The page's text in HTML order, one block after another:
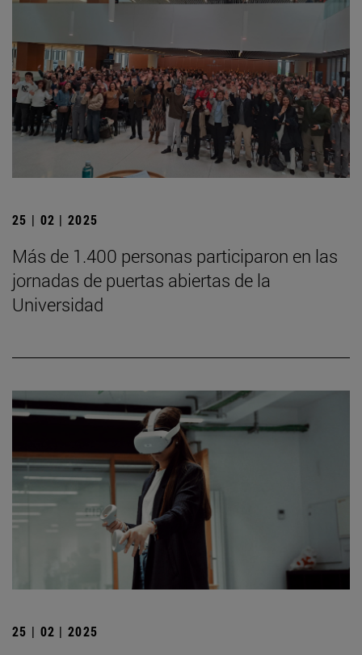
25 | 02 | 2025
Más de 1.400 personas participaron en las
jornadas de puertas abiertas de la
Universidad
25 | 02 | 2025